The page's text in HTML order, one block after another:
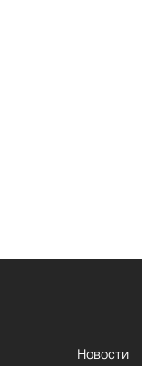
Новости